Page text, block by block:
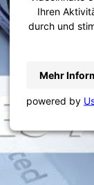
Ihren
durch und
Mehr
powered by